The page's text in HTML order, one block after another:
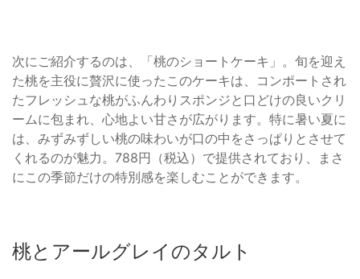
次にご紹介するのは、「桃のショートケーキ」。旬を迎え
た桃を主役に贅沢に使ったこのケーキは、コンポートされ
たフレッシュな桃がふんわりスポンジと口どけの良いクリ
ームに包まれ、心地よい甘さが広がります。特に暑い夏に
は、みずみずしい桃の味わいが口の中をさっぱりとさせて
くれるのが魅力。788円（税込）で提供されており、まさ
にこの季節だけの特別感を楽しむことができます。
桃とアールグレイのタルト